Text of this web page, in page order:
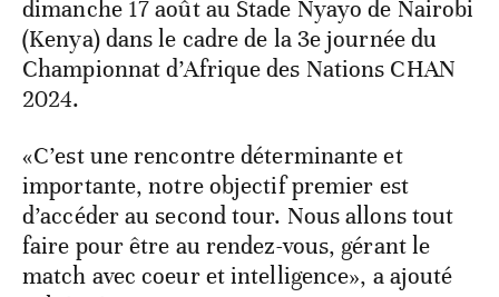
dimanche 17 août au Stade Nyayo de Nairobi
(Kenya) dans le cadre de la 3e journée du
Championnat d’Afrique des Nations CHAN
2024.
«C’est une rencontre déterminante et
importante, notre objectif premier est
d’accéder au second tour. Nous allons tout
faire pour être au rendez-vous, gérant le
match avec coeur et intelligence», a ajouté